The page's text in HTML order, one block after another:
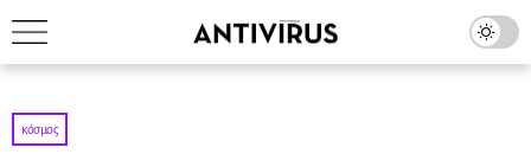
κόσμος